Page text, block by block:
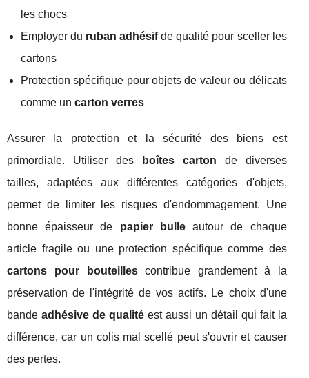
les chocs
Employer du ruban adhésifde qualité pour sceller les
cartons
Protection spécifique pour objets de valeur ou délicats
comme un carton verres
Assurer la protection et la sécurité des biens est
primordiale. Utiliser des
boîtes carton de diverses
tailles, adaptées aux différentes catégories d'objets,
permet de limiter les risques d'endommagement. Une
bonne épaisseur de papier bulleautour de chaque
article fragile ou une protection spécifique comme des
cartons pour bouteillescontribue grandement à la
préservation de l'intégrité de vos actifs. Le choix d'une
bande adhésive de qualitéest aussi un détail qui fait la
différence, car un colis mal scellé peut s'ouvrir et causer
des pertes.